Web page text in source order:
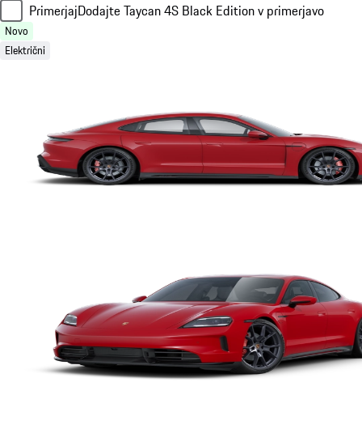
PrimerjajDodajte Taycan 4S Black Edition v primerjavo
Novo
Električni